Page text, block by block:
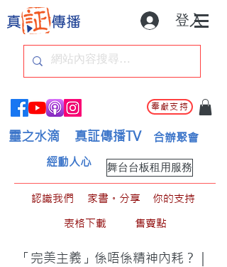
登入
奉獻支持
靈之水滴 真証傳播TV 合辦聚會
舞台台板租用服務
經動人心
認識我們 家書。分享
你的支持
表格下載
售賣點
「完美主義」係唔係精神內耗？｜